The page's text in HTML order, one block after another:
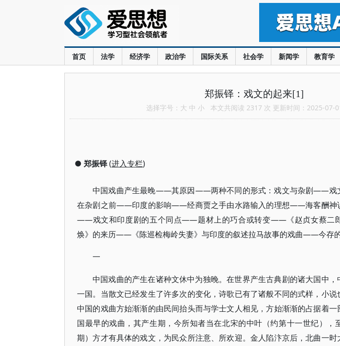
首页 法学 经济学 政治学 国际关系 社会学 新闻学 教育学
郑振铎：戏文的起来[1]
选择字号： 大 中 小 本文共阅读 2317 次 更新时间：2025-07-
● 郑振铎(进入专栏)
中国戏曲产生最晚——其原因——两种不同的形式：戏文与杂剧——戏
在杂剧之前——印度的影响——经商贾之手由水路输入的理想——海客酬神
——戏文和印度剧的五个同点——题材上的巧合或转变——《赵贞女蔡二
焕》的来历——《陈巡检梅岭失妻》与印度的叙述拉马故事的戏曲——今存
一
中国戏曲的产生在诸种文休中为独晚。在世界产生古典剧的诸大国中
一国。当散文已经发生了许多次的变化，诗歌已有了诸般不同的式样，小说
中国的戏曲方始渐渐的由民间抬头而与学士文人相见，方始渐渐的占据着
国最早的戏曲，其产生期，今所知者当在北宋的中叶（约第十一世纪），
期）方才有具体的戏文，为民众所注意、所欢迎。金人陷汴京后，北曲一